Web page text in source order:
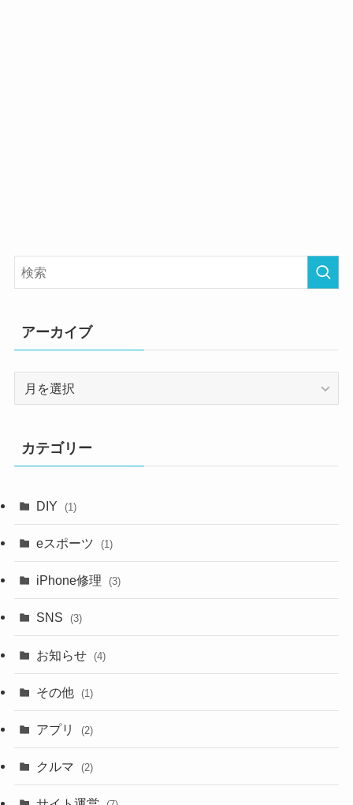
アーカイブ
ブ
カテゴリー
DIY (1)
eスポーツ (1)
iPhone修理 (3)
SNS (3)
お知らせ (4)
その他 (1)
アプリ (2)
クルマ (2)